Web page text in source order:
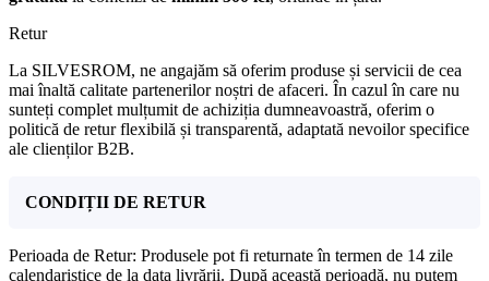
Retur
La SILVESROM, ne angajăm să oferim produse și servicii de cea
mai înaltă calitate partenerilor noștri de afaceri. În cazul în care nu
sunteți complet mulțumit de achiziția dumneavoastră, oferim o
politică de retur flexibilă și transparentă, adaptată nevoilor specifice
ale clienților B2B.
CONDIȚII DE RETUR
Perioada de Retur: Produsele pot fi returnate în termen de 14 zile
calendaristice de la data livrării. După această perioadă, nu putem